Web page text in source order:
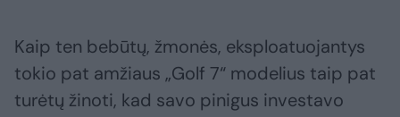
Kaip ten bebūtų, žmonės, eksploatuojantys
tokio pat amžiaus „Golf 7“ modelius taip pat
turėtų žinoti, kad savo pinigus investavo